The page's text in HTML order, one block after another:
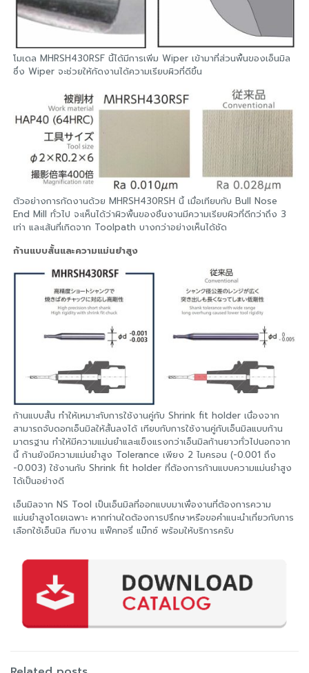
โมเดล MHRSH430RSF นี้ได้มีการเพิ่ม Wiper เข้ามาที่ส่วนพื้นของเอ็นมิล
ซึ่ง Wiper จะช่วยให้กัดงานได้ความเรียบผิวที่ดีขึ้น
ตัวอย่างการกัดงานด้วย MHRSH430RSH นี้ เมื่อเทียบกับ Bull Nose
End Mill ทั่วไป จะเห็นได้ว่าผิวพื้นของชิ้นงานมีความเรียบผิวที่ดีกว่าถึง 3
เท่า และเส้นที่เกิดจาก Toolpath บางกว่าอย่างเห็นได้ชัด
ก้านแบบสั้นและความแม่นยำสูง
ก้านแบบสั้น ทำให้เหมาะกับการใช้งานคู่กับ Shrink fit holder เนื่องจาก
สามารถจับดอกเอ็นมิลให้สั้นลงได้ เทียบกับการใช้งานคู่กับเอ็นมิลแบบก้าน
มาตรฐาน ทำให้มีความแม่นยำและแข็งแรงกว่าเอ็นมิลก้านยาวทั่วไปนอกจาก
นี้ ก้านยังมีความแม่นยำสูง Tolerance เพียง 2 ไมครอน (-0.001 ถึง
-0.003) ใช้งานกับ Shrink fit holder ที่ต้องการก้านแบบความแม่นยำสูง
ได้เป็นอย่างดี
เอ็นมิลจาก NS Tool เป็นเอ็นมิลที่ออกแบบมาเพื่องานที่ต้องการความ
แม่นยำสูงโดยเฉพาะ หากท่านใดต้องการปรึกษาหรือขอคำแนะนำเกี่ยวกับการ
เลือกใช้เอ็นมิล ทีมงาน แฟ็คทอรี่ แม๊กซ์ พร้อมให้บริการครับ